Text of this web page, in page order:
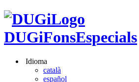
DUGiFonsEspecials
Idioma
català
español